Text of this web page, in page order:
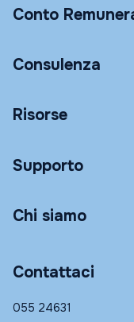
Conto
Consulenza
Risorse
Supporto
Chi siamo
Contattaci
055 24631